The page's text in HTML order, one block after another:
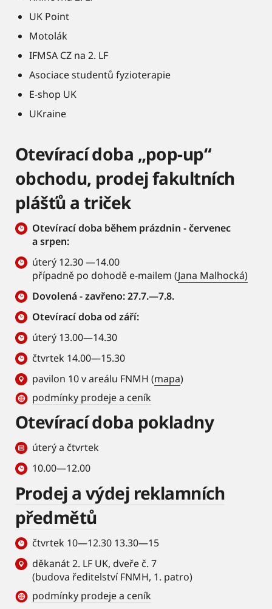
UK Point
Motolák
IFMSA CZ na 2. LF
Asociace studentů fyzioterapie
E-shop UK
UKraine
Otevírací doba „pop-up“
obchodu, prodej fakultních
plášťů a triček
Otevírací doba během prázdnin - červenec
a srpen:
úterý 12.30 —14.00
případně po dohodě e-mailem (Jana Malhocká)
Dovolená - zavřeno: 27.7.—7.8.
Otevírací doba od září:
úterý 13.00—14.30
čtvrtek 14.00—15.30
pavilon 10 v areálu FNMH (mapa)
podmínky prodeje a ceník
Otevírací doba pokladny
úterý a čtvrtek
10.00—12.00
Prodej a výdej reklamních
předmětů
čtvrtek 10—12.30 13.30—15
děkanát 2. LF UK, dveře č. 7
(budova ředitelství FNMH, 1. patro)
podmínky prodeje a ceník